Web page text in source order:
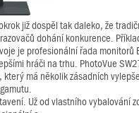
již dospěl tak daleko, že
dohání konkurence.
je profesionální řada monitorů
hráči na trhu. PhotoVue
který má několik zásadních
Už od vlastního vybalování